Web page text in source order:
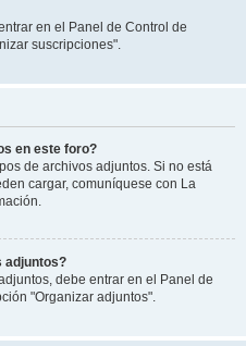
en el Panel de Control de
suscripciones".
en este foro?
de archivos adjuntos. Si no está
cargar, comuníquese con La
adjuntos?
debe entrar en el Panel de
"Organizar adjuntos".